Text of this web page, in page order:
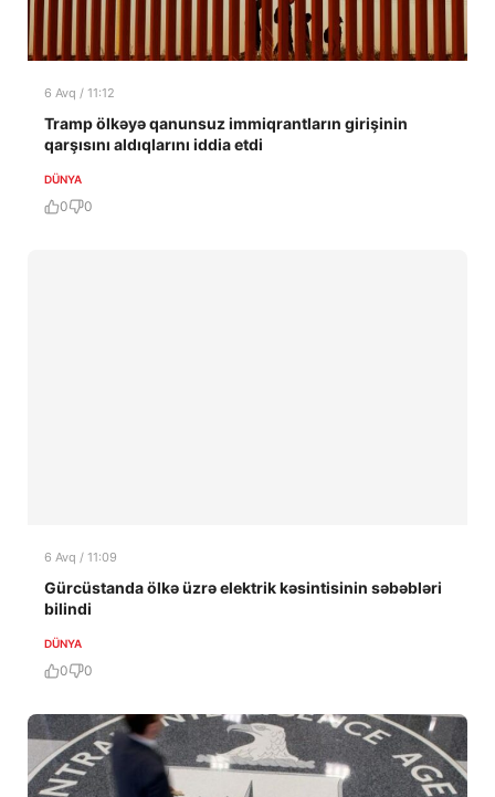
6 Avq / 11:12
Tramp ölkəyə qanunsuz immiqrantların girişinin
qarşısını aldıqlarını iddia etdi
DÜNYA
0 0
6 Avq / 11:09
Gürcüstanda ölkə üzrə elektrik kəsintisinin səbəbləri
bilindi
DÜNYA
0 0